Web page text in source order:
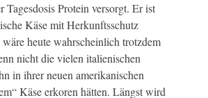
Tagesdosis Protein versorgt. Er ist
Käse mit Herkunftsschutz
wäre heute wahrscheinlich trotzdem
nicht die vielen italienischen
in ihrer neuen amerikanischen
Käse erkoren hätten. Längst wird